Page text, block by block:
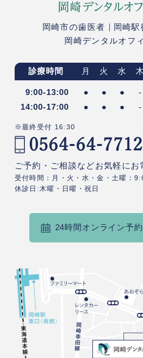
岡崎市の歯医者
岡崎駅
岡崎デンタルオフ
診療時間 月 火 水 木
9:00-13:00 ● ● ● -
14:00-17:00
● ● ● -
※最終受付 16:30
0564-64-7712
ご予約・ご相談などお気軽にお
受付時間：月・火・水・金・土曜：
休診日:木曜・日曜・祝日
24時間オンライン予約